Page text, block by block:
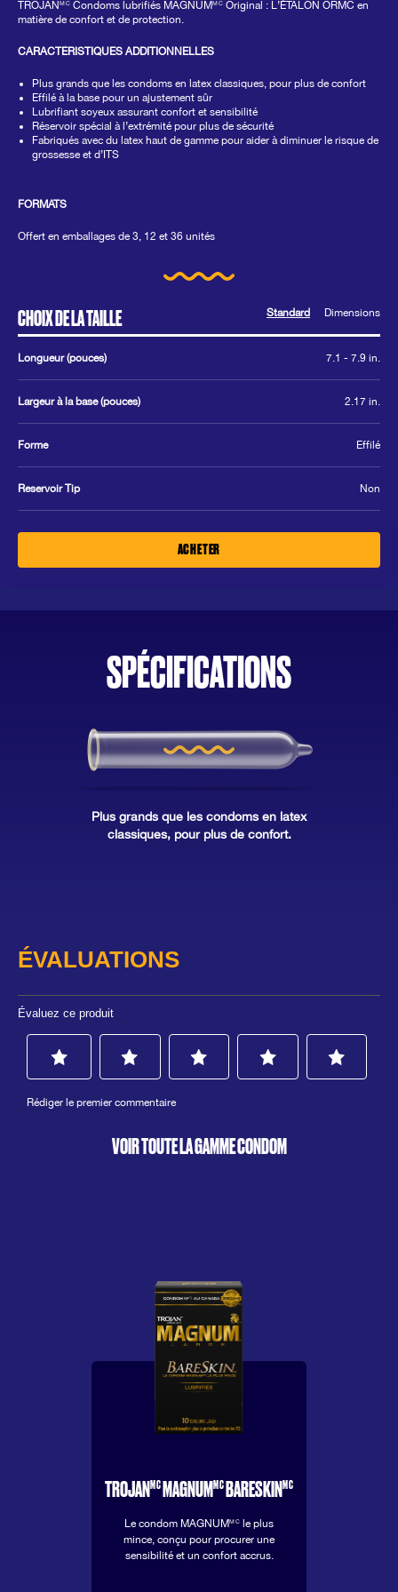
TROJAN MC Condoms lubrifiés MAGNUMMC Original : L’ÉTALON ORMC en
matière de confort et de protection.
CARACTÉRISTIQUES ADDITIONNELLES
Plus grands que les condoms en latex classiques, pour plus de confort
Effilé à la base pour un ajustement sûr
Lubrifiant soyeux assurant confort et sensibilité
Réservoir spécial à l’extrémité pour plus de sécurité
Fabriqués avec du latex haut de gamme pour aider à diminuer le risque de
grossesse et d’ITS
FORMATS
Offert en emballages de 3, 12 et 36 unités
CHOIX DE LA TAILLE Standard Dimensions
Longueur (pouces) 7.1 - 7.9 in.
Largeur à la base (pouces) 2.17 in.
Forme Effilé
Reservoir Tip Non
ACHETER
SPÉCIFICATIONS
Plus grands que les condoms en latex
classiques, pour plus de confort.
VOIR TOUTE LA GAMME CONDOM
TROJAN MC MAGNUM MC BARESKIN MC
Le condom MAGNUMMC le plus
mince, conçu pour procurer une
sensibilité et un confort accrus.